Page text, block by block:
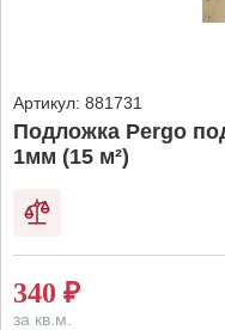
Артикул: 881731
Подложка Pergo
1мм (15 м²)
340 ₽
за кв.м.